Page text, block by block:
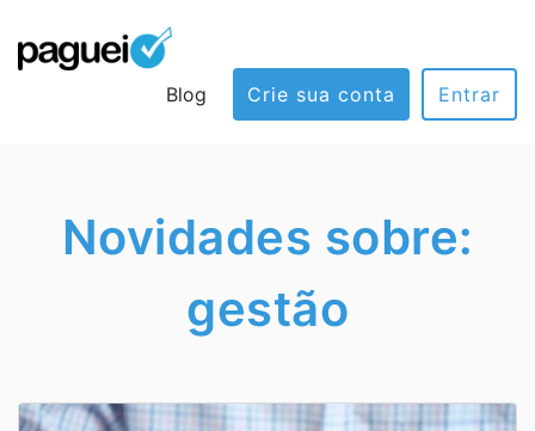
Blog Crie sua conta Entrar
Novidades sobre:
gestão